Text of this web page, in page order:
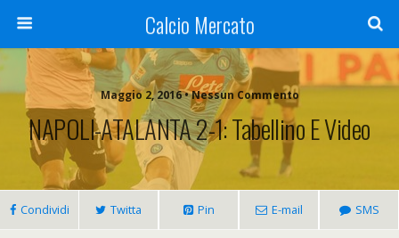
Calcio Mercato
Maggio 2, 2016 • Nessun Commento
NAPOLI-ATALANTA 2-1: Tabellino E Video
Condividi Twitta Pin E-mail SMS